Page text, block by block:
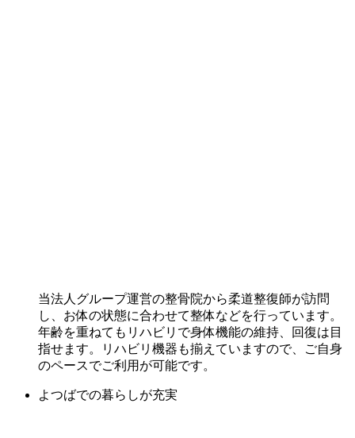
当法人グループ運営の整骨院から柔道整復師が訪問
し、お体の状態に合わせて整体などを行っています。
年齢を重ねてもリハビリで身体機能の維持、回復は目
指せます。リハビリ機器も揃えていますので、ご自身
のペースでご利用が可能です。
よつばでの暮らしが充実